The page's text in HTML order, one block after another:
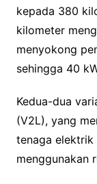
kepada 380
kilometer
menyokong
sehingga 40
Kedua-dua
(V2L), yang
tenaga elektrik
menggunakan